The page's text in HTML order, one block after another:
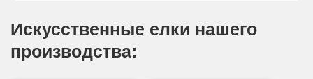
Искусственные елки нашего
производства: